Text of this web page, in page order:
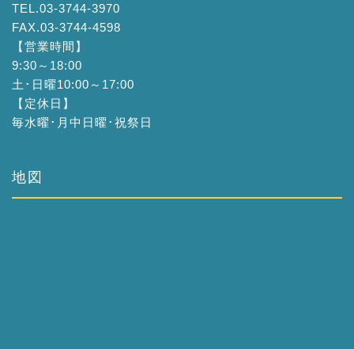
TEL.03-3744-3970
FAX.03-3744-4598
【営業時間】
9:30～18:00
土･日曜10:00～17:00
【定休日】
毎水曜･月中日曜･祝祭日
地図